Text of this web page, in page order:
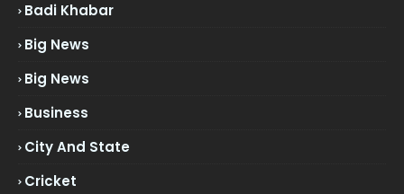
Badi Khabar
Big News
Big News
Business
City And State
Cricket